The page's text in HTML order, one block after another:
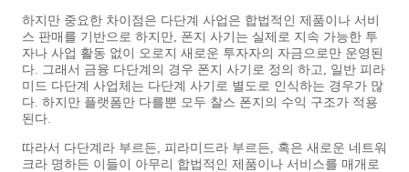
하지만 중요한 차이점은 다단계 사업은 합법적인 제품이나 서비
스 판매를 기반으로 하지만, 폰지 사기는 실제로 지속 가능한 투
자나 사업 활동 없이 오로지 새로운 투자자의 자금으로만 운영된
다. 그래서 금융 다단계의 경우 폰지 사기로 정의 하고, 일반 피라
미드 다단계 사업체는 다단계 사기로 별도로 인식하는 경우가 많
다. 하지만 플랫폼만 다를뿐 모두 찰스 폰지의 수익 구조가 적용
된다.
따라서 다단계라 부르든, 피라미드라 부르든, 혹은 새로운 네트워
크라 명하든 이들이 아무리 합법적인 제품이나 서비스를 매개로